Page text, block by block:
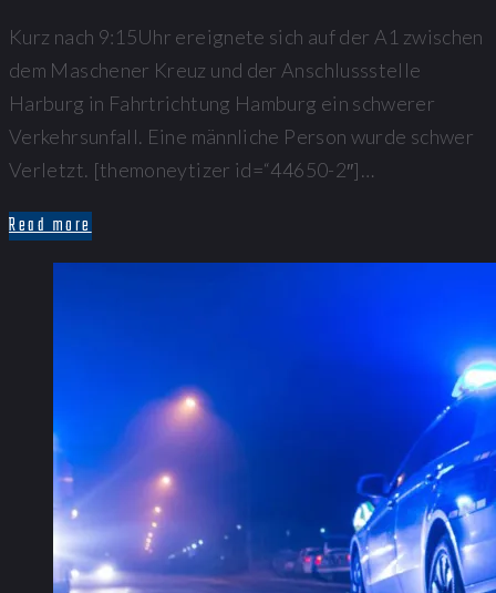
Kurz nach 9:15Uhr ereignete sich auf der A1 zwischen
dem Maschener Kreuz und der Anschlussstelle
Harburg in Fahrtrichtung Hamburg ein schwerer
Verkehrsunfall. Eine männliche Person wurde schwer
Verletzt. [themoneytizer id=“44650-2″]…
Read more